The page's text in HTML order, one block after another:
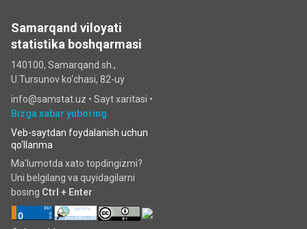
Samarqand viloyati
statistika boshqarmasi
140100, Samarqand sh.,
U.Tursunov ko‘chаsi, 82-uy
info@samstat.uz • Sayt xaritasi •
Bizga xabar yuboring
Veb-saytdan foydalanish uchun
qo‘llanma
Ma'lumotda xato topdingizmi?
Uni belgilang va quyidagilarni
bosing Ctrl + Enter